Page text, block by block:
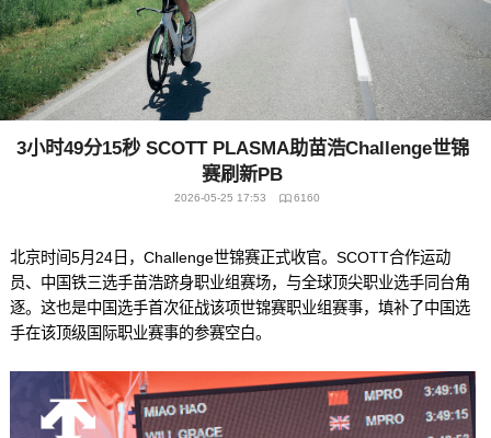
3小时49分15秒 SCOTT PLASMA助苗浩Challenge世锦
赛刷新PB
2026-05-25 17:53 6160
北京时间5月24日，Challenge世锦赛正式收官。SCOTT合作运动
员、中国铁三选手苗浩跻身职业组赛场，与全球顶尖职业选手同台角
逐。这也是中国选手首次征战该项世锦赛职业组赛事，填补了中国选
手在该顶级国际职业赛事的参赛空白。